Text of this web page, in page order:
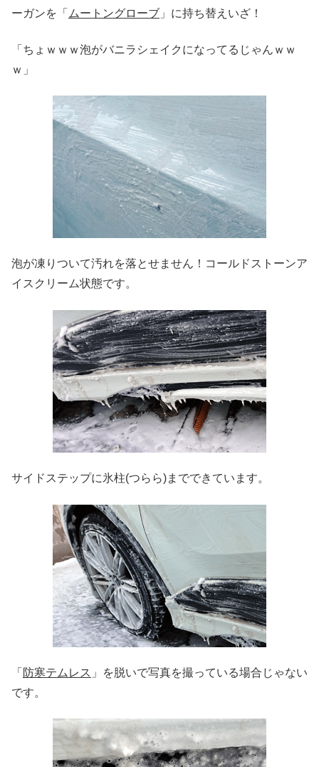
ーガンを「 ムートングローブ 」に持ち替えいざ！
「ちょｗｗｗ泡がバニラシェイクになってるじゃんｗｗ
ｗ」
泡が凍りついて汚れを落とせません！コールドストーンア
イスクリーム状態です。
サイドステップに氷柱(つらら)までできています。
「 防寒テムレス 」を脱いで写真を撮っている場合じゃない
です。